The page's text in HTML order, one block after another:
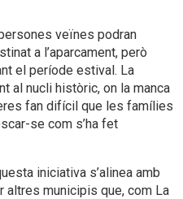
veïnes podran
a l’aparcament, però
el període estival. La
al nucli històric, on la manca
fan difícil que les famílies
se com s’ha fet
iniciativa s’alinea amb
municipis que, com La